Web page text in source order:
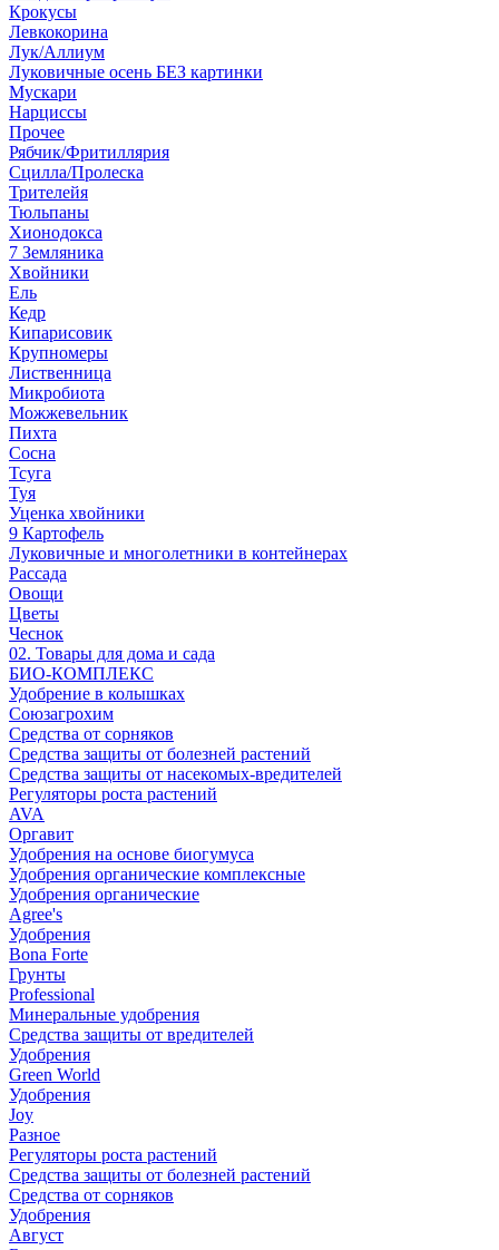
Крокусы
Левкокорина
Лук/Аллиум
Луковичные осень БЕЗ картинки
Мускари
Нарциссы
Прочее
Рябчик/Фритиллярия
Сцилла/Пролеска
Трителейя
Тюльпаны
Хионодокса
7 Земляника
Хвойники
Ель
Кедр
Кипарисовик
Крупномеры
Лиственница
Микробиота
Можжевельник
Пихта
Сосна
Тсуга
Туя
Уценка хвойники
9 Картофель
Луковичные и многолетники в контейнерах
Рассада
Овощи
Цветы
Чеснок
02. Товары для дома и сада
БИО-КОМПЛЕКС
Удобрение в колышках
Союзагрохим
Средства от сорняков
Средства защиты от болезней растений
Средства защиты от насекомых-вредителей
Регуляторы роста растений
AVA
Оргавит
Удобрения на основе биогумуса
Удобрения органические комплексные
Удобрения органические
Agree's
Удобрения
Bona Forte
Грунты
Professional
Минеральные удобрения
Средства защиты от вредителей
Удобрения
Green World
Удобрения
Joy
Разное
Регуляторы роста растений
Средства защиты от болезней растений
Средства от сорняков
Удобрения
Август